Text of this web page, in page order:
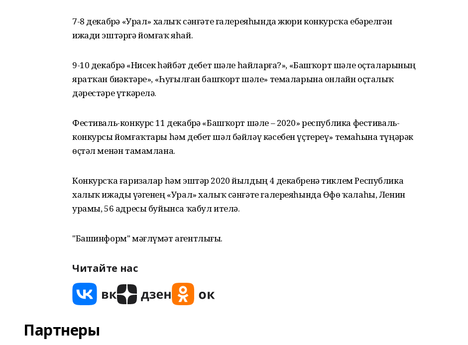
7-8 декабрҙә «Урал» халыҡ сәнғәте галереяһында жюри конкурсҡа ебәрелгән
ижади эштәргә йомғаҡ яһай.
9-10 декабрҙә «Нисек һәйбәт дебет шәле һайларға?», «Башҡорт шәле оҫталарының
яратҡан биҙәктәре», «Һуғылған башҡорт шәле» темаларына онлайн оҫталыҡ
дәрестәре үткәрелә.
Фестиваль-конкурс 11 декабрҙә «Башҡорт шәле – 2020» республика фестиваль-
конкурсы йомғаҡтары һәм дебет шәл бәйләү кәсебен үҫтереү» темаһына түңәрәк
өҫтәл менән тамамлана.
Конкурсҡа ғаризалар һәм эштәр 2020 йылдың 4 декабренә тиклем Республика
халыҡ ижады үҙәгенең «Урал» халыҡ сәнғәте галереяһында Өфө ҡалаһы, Ленин
урамы, 56 адресы буйынса ҡабул ителә.
"Башинформ" мәғлүмәт агентлығы.
Читайте нас
Партнеры